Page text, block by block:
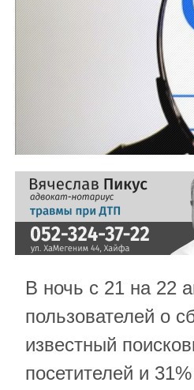
В ночь с 21 на 22
пользователей о
известный
посетителей и